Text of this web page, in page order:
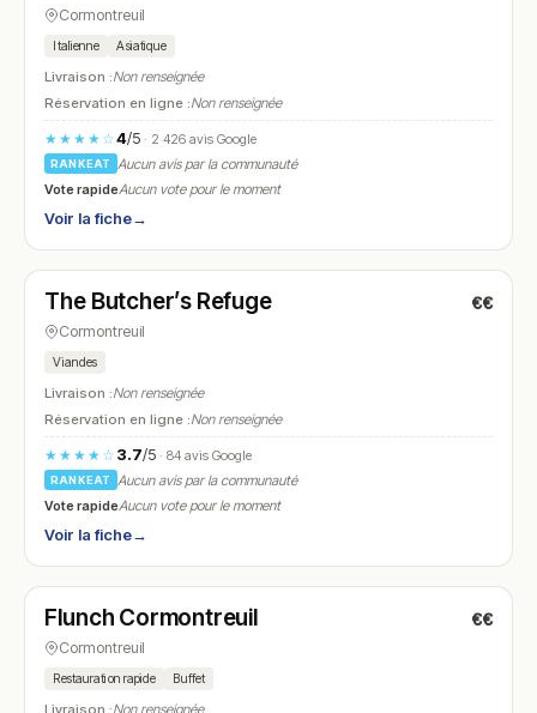
Cormontreuil
Italienne Asiatique
Livraison :Non renseignée
Réservation en ligne :Non renseignée
★★★★☆4/5· 2 426 avis Google
RANKEAT
Aucun avis par la communauté
Vote rapideAucun vote pour le moment
Voir la fiche→
N° 15
The Butcher’s Refuge €€
Cormontreuil
Viandes
Livraison :Non renseignée
Réservation en ligne :Non renseignée
★★★★☆ 3.7/5· 84 avis Google
RANKEAT
Aucun avis par la communauté
Vote rapideAucun vote pour le moment
Voir la fiche→
N° 16
Flunch Cormontreuil €€
Cormontreuil
Restauration rapide Buffet
Livraison :Non renseignée